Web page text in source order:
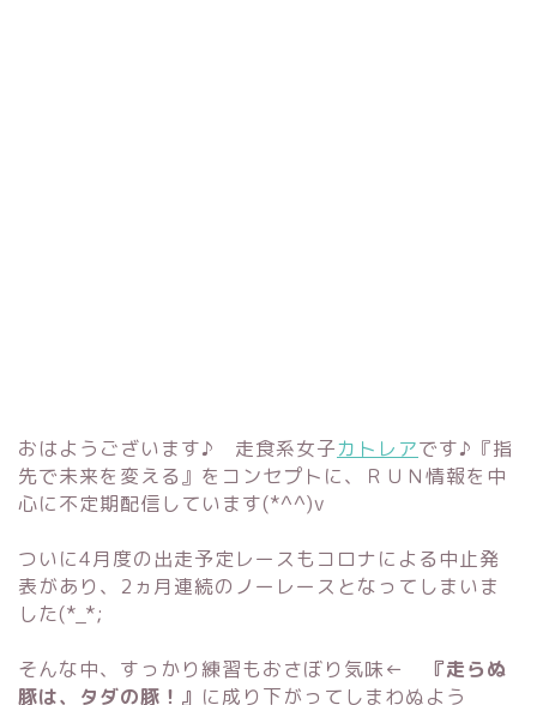
おはようございます♪ 走食系女子カトレアです♪『指
先で未来を変える』をコンセプトに、ＲＵＮ情報を中
心に不定期配信しています(*^^)v
ついに4月度の出走予定レースもコロナによる中止発
表があり、2ヵ月連続のノーレースとなってしまいま
した(*_*;
そんな中、すっかり練習もおさぼり気味←
『走らぬ
豚は、タダの豚！』 に成り下がってしまわぬよう